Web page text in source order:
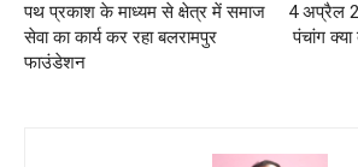
पथ प्रकाश के माध्यम से क्षेत्र में समाज
सेवा का कार्य कर रहा बलरामपुर
फाउंडेशन
4 अप्रैल
पंचांग